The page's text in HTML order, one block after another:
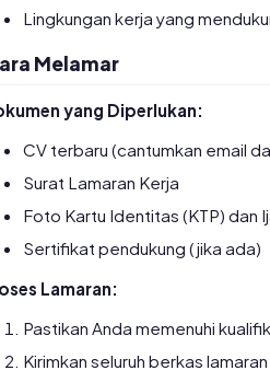
Lingkungan kerja yang
Melamar
yang Diperlukan:
CV terbaru (cantumkan email
Surat Lamaran Kerja
Foto Kartu Identitas (KTP) dan
Sertifikat pendukung (jika ada)
Lamaran:
Pastikan Anda memenuhi
Kirimkan seluruh berkas